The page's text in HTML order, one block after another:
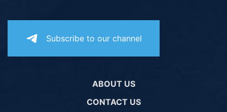
Subscribe to our channel
ABOUT US
CONTACT US